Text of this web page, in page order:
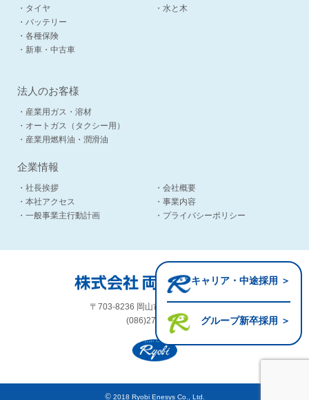
キャリア・中途採用 ＞
グループ新卒採用 ＞
・タイヤ
・バッテリー
・各種保険
・新車・中古車
・水と木
法人のお客様
・産業用ガス・溶材
・オートガス（タクシー用）
・産業用燃料油・潤滑油
企業情報
・社長挨拶
・会社概要
・本社アクセス
・事業内容
・一般事業主行動計画
・プライバシーポリシー
〒703-8236 岡山市中区国富1-2-13
(086)272-2195
©2018 Ryobi Enesys Co., Ltd.